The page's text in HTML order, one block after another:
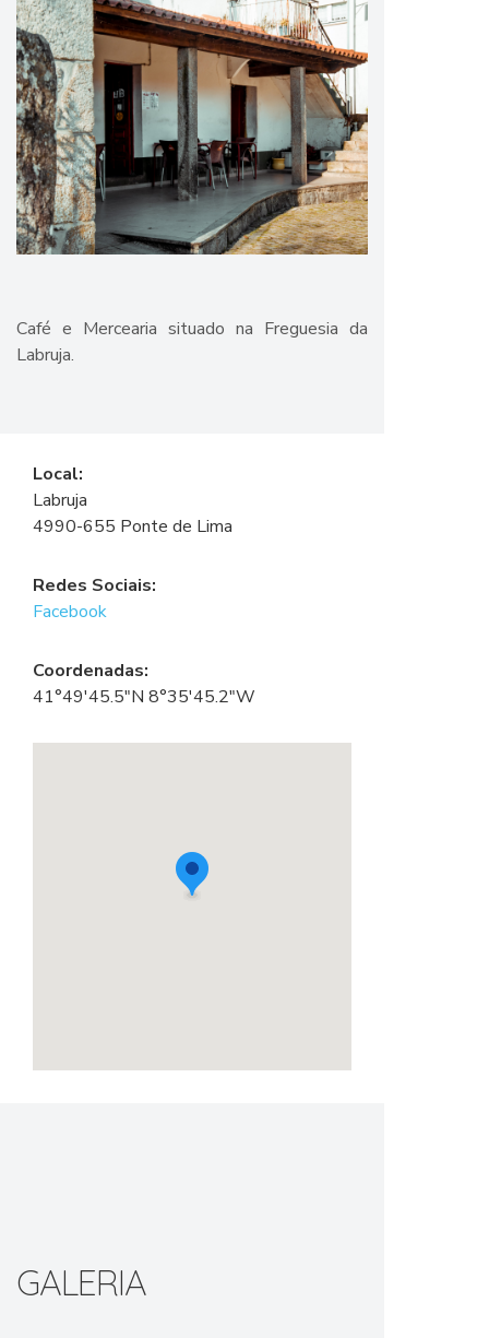
Café e Mercearia situado na Freguesia da
Labruja.
Local:
Labruja
4990-655 Ponte de Lima
Redes Sociais:
Facebook
Coordenadas:
41°49'45.5"N 8°35'45.2"W
GALERIA